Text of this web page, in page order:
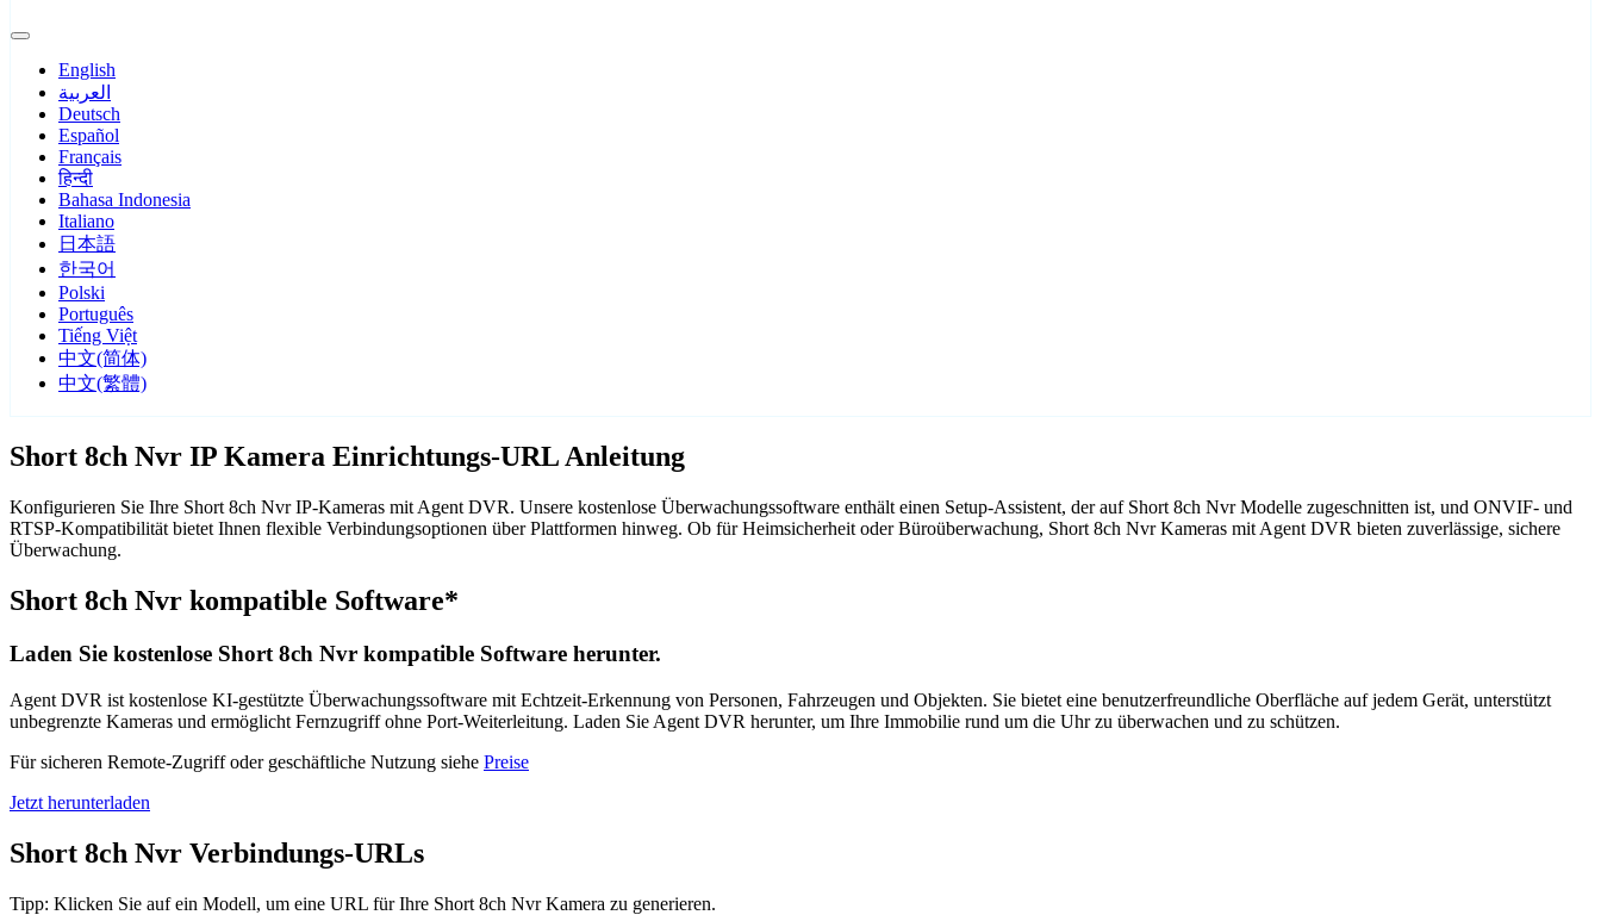
English
العربية
Deutsch
Español
Français
हिन्दी
Bahasa Indonesia
Italiano
日本語
한국어
Polski
Português
Tiếng Việt
中文(简体)
中文(繁體)
Short 8ch Nvr IP Kamera Einrichtungs-URL Anleitung
Konfigurieren Sie Ihre Short 8ch Nvr IP-Kameras mit Agent DVR. Unsere kostenlose Überwachungssoftware enthält einen Setup-Assistent, der auf Short 8ch Nvr Modelle zugeschnitten ist, und ONVIF- und
RTSP-Kompatibilität bietet Ihnen flexible Verbindungsoptionen über Plattformen hinweg. Ob für Heimsicherheit oder Büroüberwachung, Short 8ch Nvr Kameras mit Agent DVR bieten zuverlässige, sichere
Überwachung.
Short 8ch Nvr kompatible Software*
Laden Sie kostenlose Short 8ch Nvr kompatible Software herunter.
Agent DVR ist kostenlose KI-gestützte Überwachungssoftware mit Echtzeit-Erkennung von Personen, Fahrzeugen und Objekten. Sie bietet eine benutzerfreundliche Oberfläche auf jedem Gerät, unterstützt
unbegrenzte Kameras und ermöglicht Fernzugriff ohne Port-Weiterleitung. Laden Sie Agent DVR herunter, um Ihre Immobilie rund um die Uhr zu überwachen und zu schützen.
Für sicheren Remote-Zugriff oder geschäftliche Nutzung siehe Preise
Jetzt herunterladen
Short 8ch Nvr Verbindungs-URLs
Tipp: Klicken Sie auf ein Modell, um eine URL für Ihre Short 8ch Nvr Kamera zu generieren.